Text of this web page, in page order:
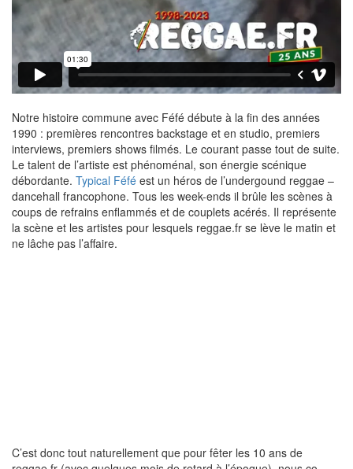
Notre histoire commune avec Féfé débute à la fin des années
1990 : premières rencontres backstage et en studio, premiers
interviews, premiers shows filmés. Le courant passe tout de suite.
Le talent de l’artiste est phénoménal, son énergie scénique
débordante. Typical Féfé est un héros de l’undergound reggae –
dancehall francophone. Tous les week-ends il brûle les scènes à
coups de refrains enflammés et de couplets acérés. Il représente
la scène et les artistes pour lesquels reggae.fr se lève le matin et
ne lâche pas l’affaire.
C’est donc tout naturellement que pour fêter les 10 ans de